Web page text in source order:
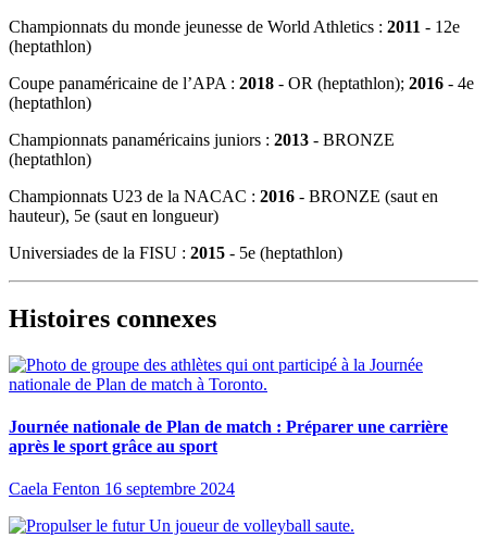
Championnats du monde jeunesse de World Athletics : 2011 - 12e
(heptathlon)
Coupe panaméricaine de l’APA : 2018 - OR (heptathlon); 2016 - 4e
(heptathlon)
Championnats panaméricains juniors : 2013 - BRONZE
(heptathlon)
Championnats U23 de la NACAC : 2016 - BRONZE (saut en
hauteur), 5e (saut en longueur)
Universiades de la FISU : 2015 - 5e (heptathlon)
Histoires connexes
Journée nationale de Plan de match : Préparer une carrière
après le sport grâce au sport
Caela Fenton 16 septembre 2024